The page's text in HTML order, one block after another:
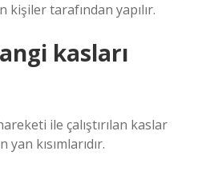
tarafından yapılır.
kasları
ile çalıştırılan kaslar
kısımlarıdır.